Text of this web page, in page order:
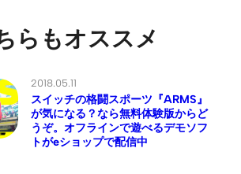
らもオススメ
2018.05.11
スイッチの格闘スポーツ『ARMS』
が気になる？なら無料体験版からど
うぞ。オフラインで遊べるデモソフ
トがeショップで配信中